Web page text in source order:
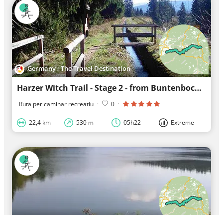
Germany - The Travel Destination
Harzer Witch Trail - Stage 2 - from Buntenbock to Torfhaus
Ruta per caminar recreatiu · 0 ·
22,4 km 530 m 05h22 Extreme